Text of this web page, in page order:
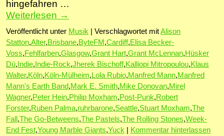
hingefahren …
Weiterlesen →
Veröffentlicht unter Musik Verschlagwortet mitAlison
Statton,Alter,Brisbane,ByteFM ,Cardiff,Elisa Becker-
Voss,Fehlfarben,Glasgow,Grant Hart,Grant McLennan,Hüsker
Dü, Indie, Indie-Rock,Jherek Bischoff,Kalliopi Mitropoulou,Klaus
Walter,Köln,Köln-Mülheim, Lola Rubio,Manfred Mann,Manfred
Mann's Earth Band,Mark E. Smith,Mike Donovan,Mirel
Wagner,Peter Hein,Philip Moxham,Post-Punk,Robert
Forster,Ruben Palma,ruhrbarone,Seattle,Stuart Moxham,The
Fall ,The Go-Betweens,The Pastels,The Rolling Stones,Week-
End Fest,Young Marble Giants,Yuck Kommentar hinterlassen